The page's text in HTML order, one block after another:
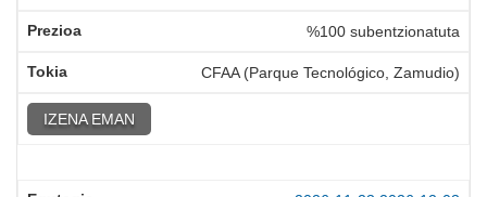
%100 subentzionatuta
CFAA (Parque Tecnológico, Zamudio)
IZENA EMAN